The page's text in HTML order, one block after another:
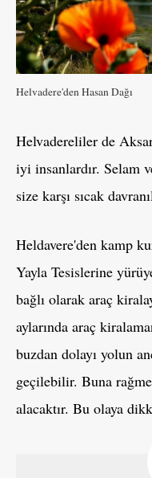
Helvadere'den Hasan Dağı
Helvadereliler de
iyi insanlardır. Selam
size karşı sıcak
Heldavere'den kamp
Yayla Tesislerine
bağlı olarak araç
aylarında araç
buzdan dolayı yolun
geçilebilir. Buna
alacaktır. Bu olaya